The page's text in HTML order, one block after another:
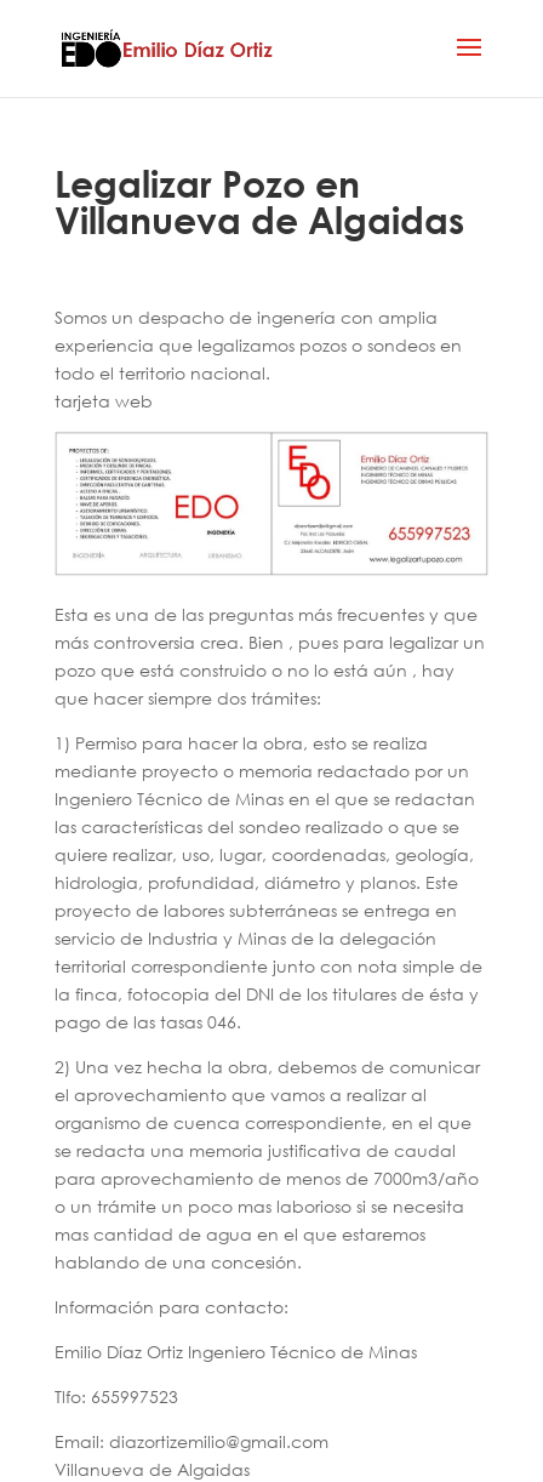
Legalizar Pozo en
Villanueva de Algaidas
Somos un despacho de ingenería con amplia
experiencia que legalizamos pozos o sondeos en
todo el territorio nacional.
tarjeta web
Esta es una de las preguntas más frecuentes y que
más controversia crea. Bien , pues para legalizar un
pozo que está construido o no lo está aún , hay
que hacer siempre dos trámites:
1) Permiso para hacer la obra, esto se realiza
mediante proyecto o memoria redactado por un
Ingeniero Técnico de Minas en el que se redactan
las características del sondeo realizado o que se
quiere realizar, uso, lugar, coordenadas, geología,
hidrologia, profundidad, diámetro y planos. Este
proyecto de labores subterráneas se entrega en
servicio de Industria y Minas de la delegación
territorial correspondiente junto con nota simple de
la finca, fotocopia del DNI de los titulares de ésta y
pago de las tasas 046.
2) Una vez hecha la obra, debemos de comunicar
el aprovechamiento que vamos a realizar al
organismo de cuenca correspondiente, en el que
se redacta una memoria justificativa de caudal
para aprovechamiento de menos de 7000m3/año
o un trámite un poco mas laborioso si se necesita
mas cantidad de agua en el que estaremos
hablando de una concesión.
Información para contacto:
Emilio Díaz Ortiz Ingeniero Técnico de Minas
Tlfo: 655997523
Email: diazortizemilio@gmail.com
Villanueva de Algaidas